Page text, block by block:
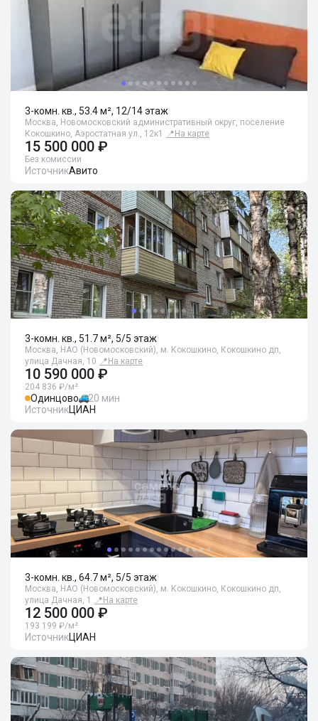
3-комн. кв., 53.4 м², 12/14 этаж
Москва, Новомосковский административный округ, поселение
Кокошкино, Аэростатная ул., 12к1
📍 На карте
15 500 000 ₽
Без комиссии
ИсточникАвито
3-комн. кв., 51.7 м², 5/5 этаж
Москва, НАО (Новомосковский), м. Кокошкино, Кокошкино дп,
улица Дачная, 10 📍 На карте
10 590 000 ₽
204 836 ₽/м²
Одинцово
20 мин
ИсточникЦИАН
3-комн. кв., 64.7 м², 5/5 этаж
Москва, НАО (Новомосковский), м. Кокошкино, Кокошкино дп,
улица Дачная, 1
📍 На карте
12 500 000 ₽
193 199 ₽/м²
ИсточникЦИАН